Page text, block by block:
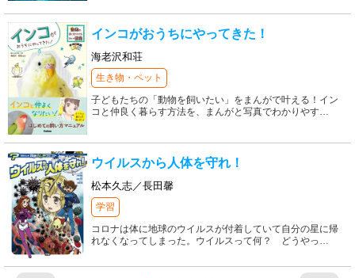
インコがおうちにやってきた！
海老沢和荘
生き物・ペット
子どもたちの「動物を飼いたい」をまんがで叶える！イン
コと仲良く暮らす方法を、まんがと写真でわかりやす…
ウイルスから人体を守れ！
松本久志／長田馨
学習
コロナは体に地球のウイルスが付着していて自分の星に帰
れなくなってしまった。ウイルスって何？ どうやっ…